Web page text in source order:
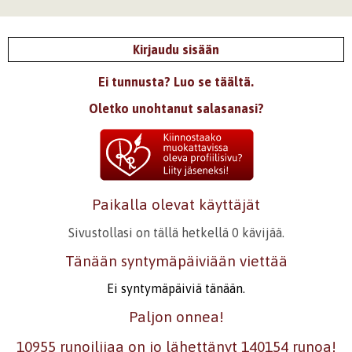
Kirjaudu sisään
Ei tunnusta? Luo se täältä.
Oletko unohtanut salasanasi?
Paikalla olevat käyttäjät
Sivustollasi on tällä hetkellä 0 kävijää.
Tänään syntymäpäiviään viettää
Ei syntymäpäiviä tänään.
Paljon onnea!
10955 runoilijaa on jo lähettänyt 140154 runoa!